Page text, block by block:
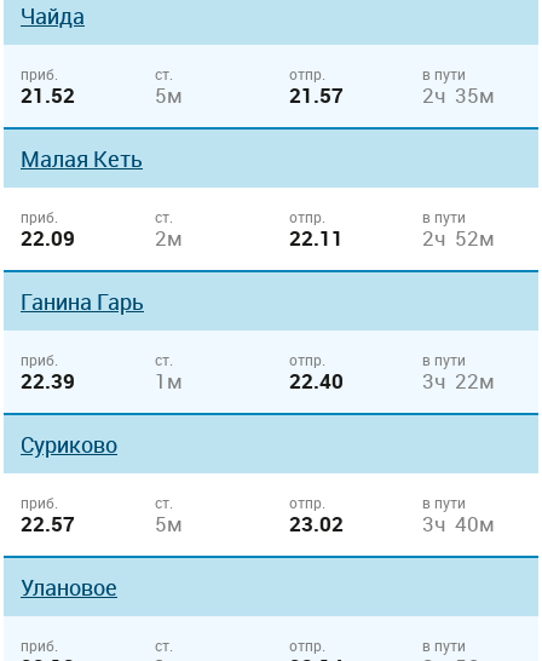
Чайда
приб.
21.52
ст.
5м
отпр.
21.57
в пути
2ч 35м
Малая Кеть
приб.
22.09
ст.
2м
отпр.
22.11
в пути
2ч 52м
Ганина Гарь
приб.
22.39
ст.
1м
отпр.
22.40
в пути
3ч 22м
Суриково
приб.
22.57
ст.
5м
отпр.
23.02
в пути
3ч 40м
Улановое
приб. ст. отпр. в пути